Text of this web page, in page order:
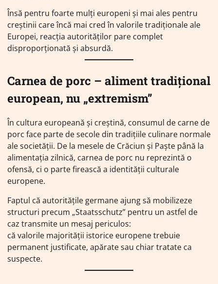
Însă pentru foarte mulți europeni și mai ales pentru
creștinii care încă mai cred în valorile tradiționale ale
Europei, reacția autorităților pare complet
disproporționată și absurdă.
Carnea de porc – aliment tradițional
european, nu „extremism”
În cultura europeană și creștină, consumul de carne de
porc face parte de secole din tradițiile culinare normale
ale societății. De la mesele de Crăciun și Paște până la
alimentația zilnică, carnea de porc nu reprezintă o
ofensă, ci o parte firească a identității culturale
europene.
Faptul că autoritățile germane ajung să mobilizeze
structuri precum „Staatsschutz” pentru un astfel de
caz transmite un mesaj periculos:
că valorile majorității istorice europene trebuie
permanent justificate, apărate sau chiar tratate ca
suspecte.